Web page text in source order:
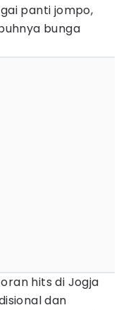
panti jompo,
bunga
hits di Jogja
dan